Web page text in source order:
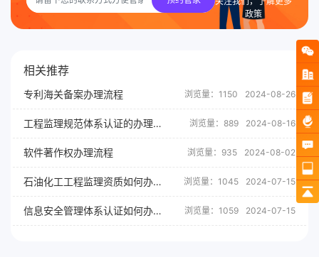
政策
相关推荐
专利海关备案办理流程 浏览量：1150 2024-08-26
工程监理规范体系认证的办理流程 浏览量：889 2024-08-16
软件著作权办理流程 浏览量：935 2024-08-02
石油化工工程监理资质如何办理？ 浏览量：1045 2024-07-15
信息安全管理体系认证如何办理？ 浏览量：1059 2024-07-15